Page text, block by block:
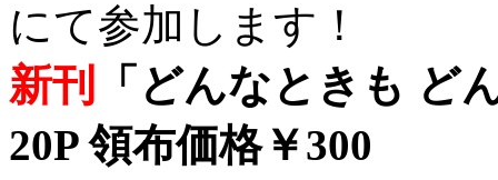
にて参加します！
新刊
「どんなときも ど
20P 領布価格￥300